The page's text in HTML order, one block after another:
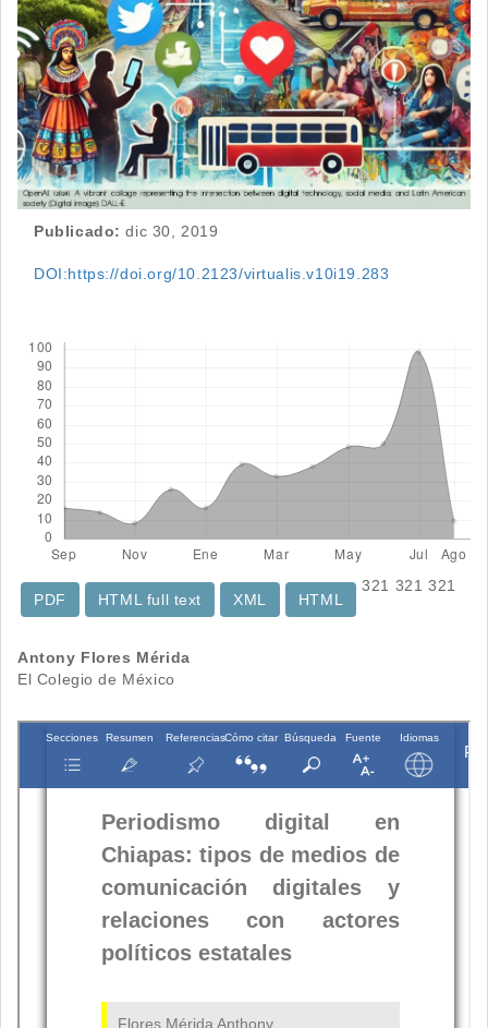
Publicado: dic 30, 2019
DOI:https://doi.org/10.2123/virtualis.v10i19.283
321
PDF
321
HTML full text
XML
321
HTML
Contenido
principal
del
artículo
Antony Flores Mérida
El Colegio de México